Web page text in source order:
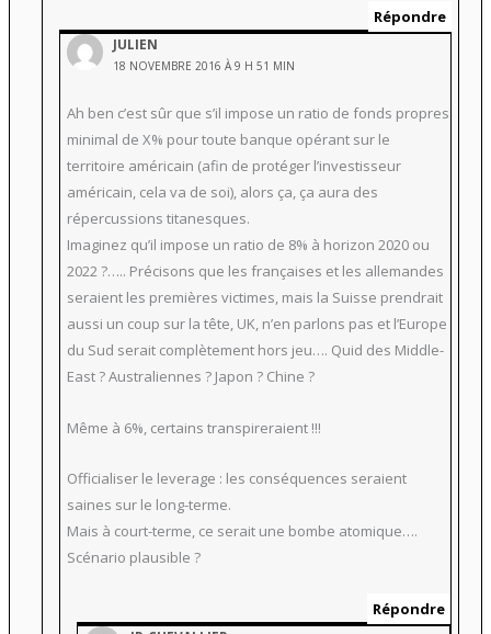
Répondre
JULIEN
18 NOVEMBRE 2016 À 9 H 51 MIN
Ah ben c’est sûr que s’il impose un ratio de fonds propres
minimal de X% pour toute banque opérant sur le
territoire américain (afin de protéger l’investisseur
américain, cela va de soi), alors ça, ça aura des
répercussions titanesques.
Imaginez qu’il impose un ratio de 8% à horizon 2020 ou
2022 ?….. Précisons que les françaises et les allemandes
seraient les premières victimes, mais la Suisse prendrait
aussi un coup sur la tête, UK, n’en parlons pas et l’Europe
du Sud serait complètement hors jeu…. Quid des Middle-
East ? Australiennes ? Japon ? Chine ?
Même à 6%, certains transpireraient !!!
Officialiser le leverage : les conséquences seraient
saines sur le long-terme.
Mais à court-terme, ce serait une bombe atomique….
Scénario plausible ?
Répondre